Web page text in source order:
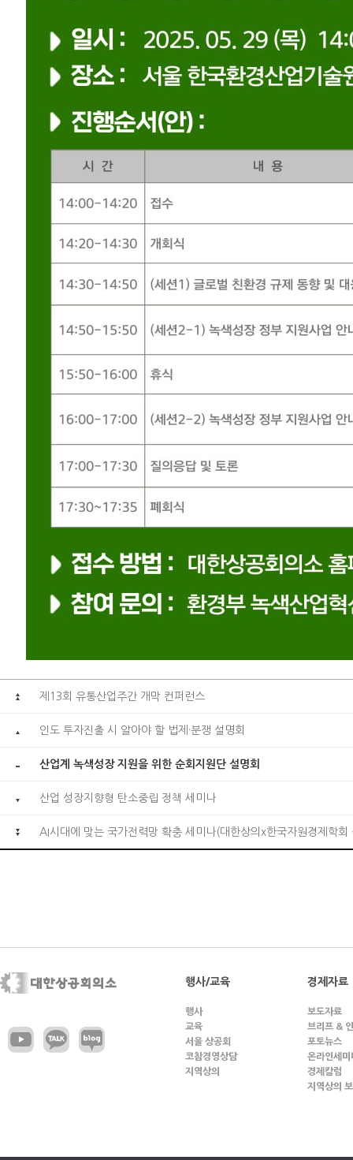
제13회 유통산업주간 개막 컨퍼런스
인도 투자진출 시 알아야 할 법제·분쟁 설명회
산업계 녹색성장 지원을 위한 순회지원단 설명회
산업 성장지향형 탄소중립 정책 세미나
AI시대에 맞는 국가전력망 확충 세미나(대한상의x한국자원경제학회
행사/교육
행사
교육
서울 상공회
코참경영상담
지역상의
경제자료
보도자료
브리프 &
포토뉴스
온라인세미
경제칼럼
지역상의